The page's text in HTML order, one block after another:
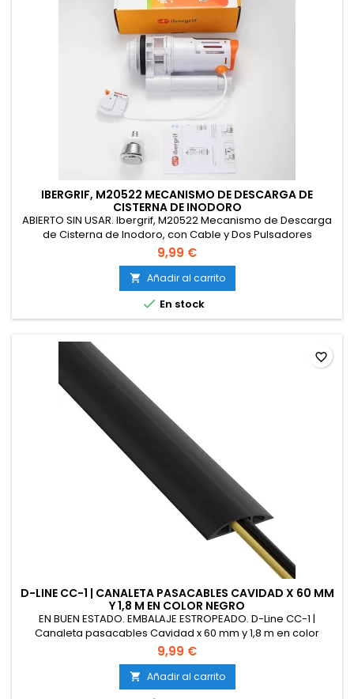
IBERGRIF, M20522 MECANISMO DE DESCARGA DE
CISTERNA DE INODORO
ABIERTO SIN USAR. Ibergrif, M20522 Mecanismo de Descarga
de Cisterna de Inodoro, con Cable y Dos Pulsadores
Cromados, Adecuado para Tanques de Inodoro de 2
Pulgadas (Φ59-61MM)
9,99 €
 Añadir al carrito
 En stock
D-LINE CC-1 | CANALETA PASACABLES CAVIDAD X 60 MM
Y 1,8 M EN COLOR NEGRO
EN BUEN ESTADO. EMBALAJE ESTROPEADO. D-Line CC-1 |
Canaleta pasacables Cavidad x 60 mm y 1,8 m en color
negro | Protector de cables para suelo para el tránsito ligero
de personas, 1,8m [Clase de eficiencia energética A]
9,99 €
 Añadir al carrito
favorite_border